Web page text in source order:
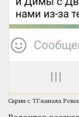
Скрин с ТГ-канала